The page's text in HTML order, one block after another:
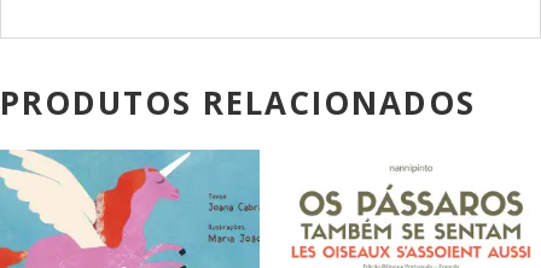
PRODUTOS RELACIONADOS
PROMOÇÃO! PROMOÇÃO!